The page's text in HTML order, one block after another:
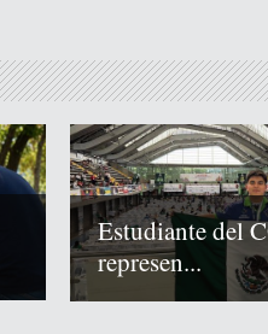
Estudiante del
represen...